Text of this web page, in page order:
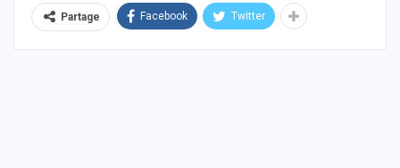
Partage Facebook Twitter